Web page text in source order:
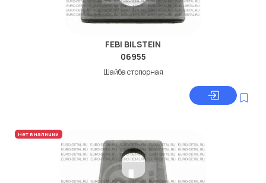
FEBI BILSTEIN
06955
Шайба стопорная
Нет в наличии